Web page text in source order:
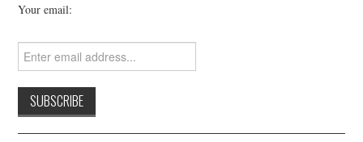
Your email: